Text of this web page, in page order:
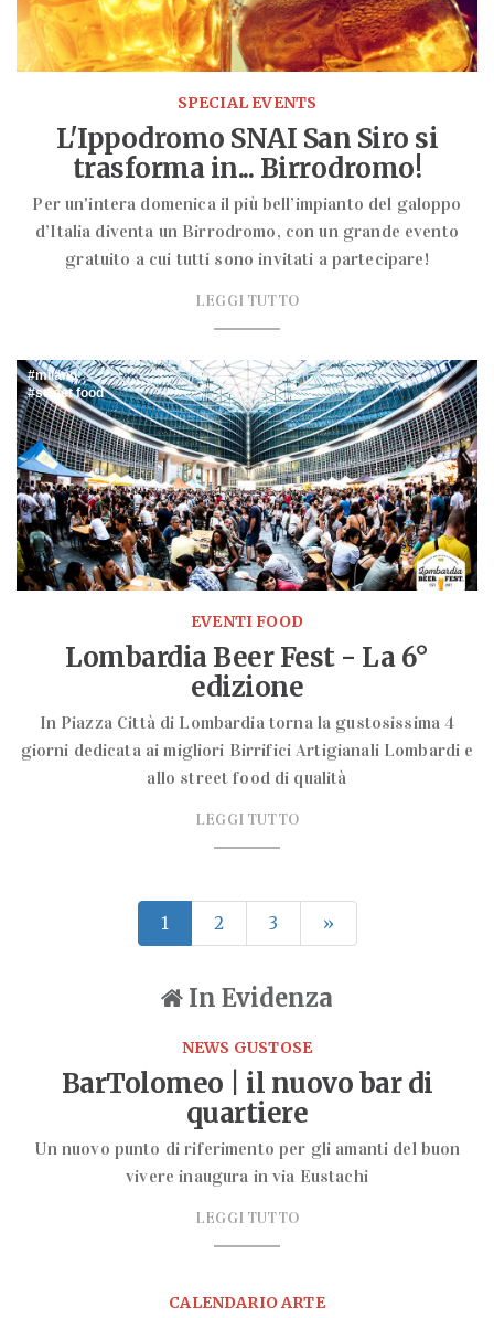
SPECIAL EVENTS
L'Ippodromo SNAI San Siro si
trasforma in... Birrodromo!
Per un'intera domenica il più bell’impianto del galoppo
d’Italia diventa un Birrodromo, con un grande evento
gratuito a cui tutti sono invitati a partecipare!
LEGGI TUTTO
milano
street food
EVENTI FOOD
Lombardia Beer Fest - La 6°
edizione
In Piazza Città di Lombardia torna la gustosissima 4
giorni dedicata ai migliori Birrifici Artigianali Lombardi e
allo street food di qualità
LEGGI TUTTO
1 2 3 »
In Evidenza
NEWS GUSTOSE
BarTolomeo | il nuovo bar di
quartiere
Un nuovo punto di riferimento per gli amanti del buon
vivere inaugura in via Eustachi
LEGGI TUTTO
CALENDARIO ARTE